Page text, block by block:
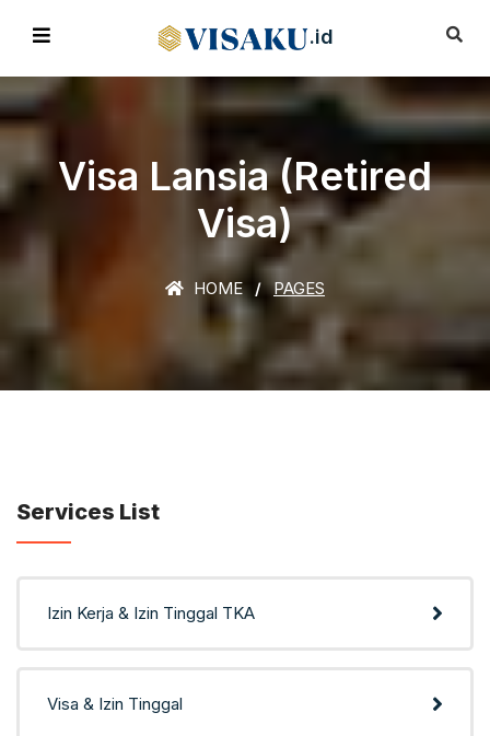
.id
Visa Lansia (Retired
Visa)
HOME PAGES
Services List
Izin Kerja & Izin Tinggal TKA
Visa & Izin Tinggal